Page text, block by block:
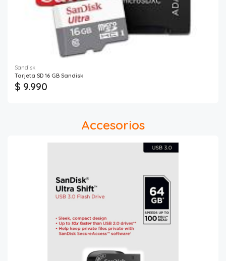
Sandisk
Tarjeta SD 16 GB Sandisk
$ 9.990
Accesorios